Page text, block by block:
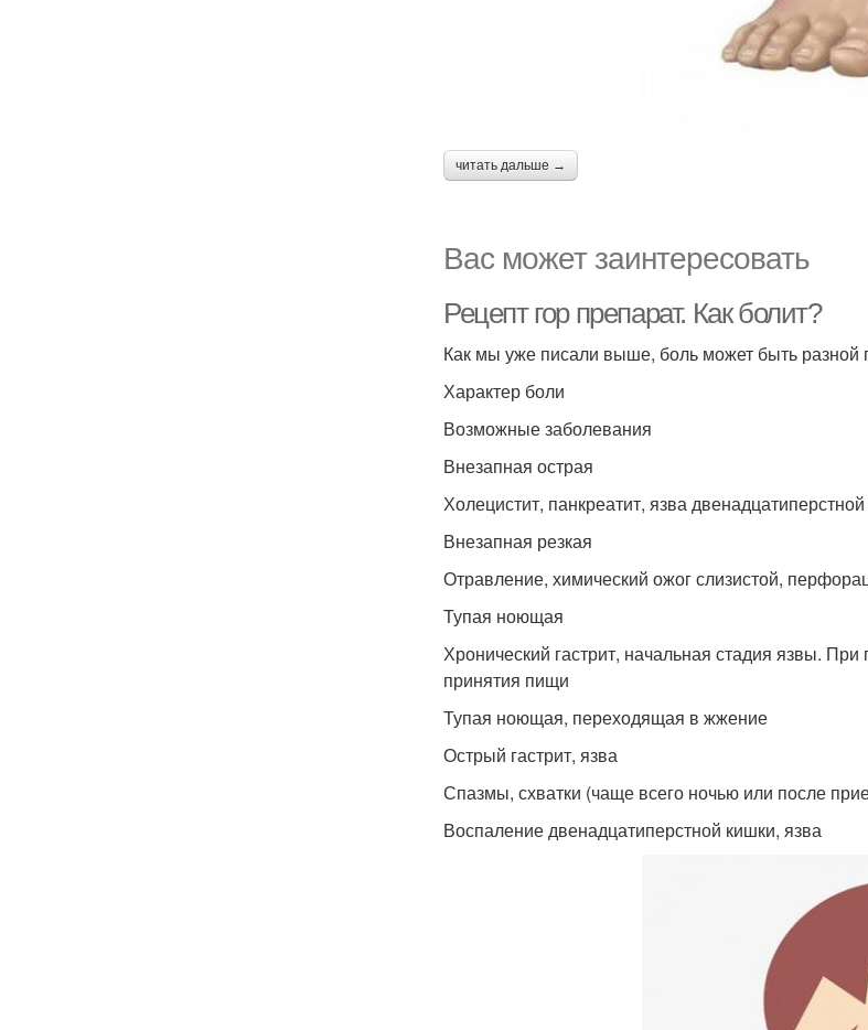
читать дальше →
Вас может заинтересовать
Рецепт гор препарат. Как болит?
Как мы уже писали выше, боль может быть разной
Характер боли
Возможные заболевания
Внезапная острая
Холецистит, панкреатит, язва
Внезапная резкая
Отравление, химический ожог слизистой,
Тупая ноющая
Хронический гастрит, начальная стадия язвы.
принятия пищи
Тупая ноющая, переходящая в жжение
Острый гастрит, язва
Спазмы, схватки (чаще всего ночью или после
Воспаление двенадцатиперстной кишки, язва